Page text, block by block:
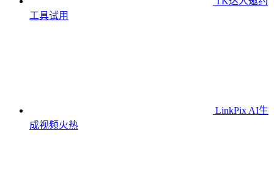
工具试用
LinkPix AI生
成视频火热